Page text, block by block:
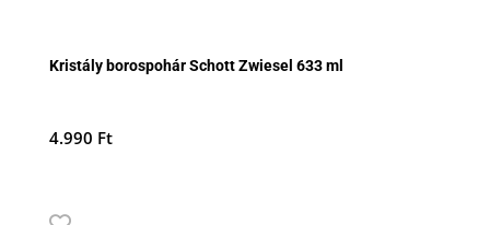
Kristály borospohár Schott Zwiesel 633 ml
4.990 Ft